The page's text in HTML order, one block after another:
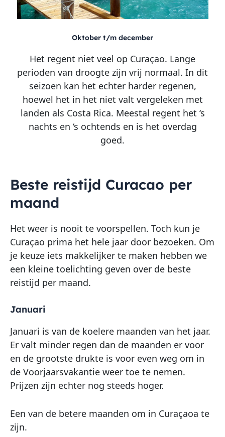
Oktober t/m december
Het regent niet veel op Curaçao. Lange
perioden van droogte zijn vrij normaal. In dit
seizoen kan het echter harder regenen,
hoewel het in het niet valt vergeleken met
landen als Costa Rica. Meestal regent het ‘s
nachts en ‘s ochtends en is het overdag
goed.
Beste reistijd Curacao per
maand
Het weer is nooit te voorspellen. Toch kun je
Curaçao prima het hele jaar door bezoeken. Om
je keuze iets makkelijker te maken hebben we
een kleine toelichting geven over de beste
reistijd per maand.
Januari
Januari is van de koelere maanden van het jaar.
Er valt minder regen dan de maanden er voor
en de grootste drukte is voor even weg om in
de Voorjaarsvakantie weer toe te nemen.
Prijzen zijn echter nog steeds hoger.
Een van de betere maanden om in Curaçaoa te
zijn.